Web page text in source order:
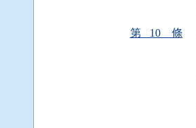
第 10 條